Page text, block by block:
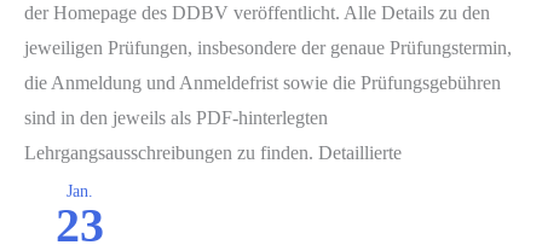
der Homepage des DDBV veröffentlicht. Alle Details zu den
jeweiligen Prüfungen, insbesondere der genaue Prüfungstermin,
die Anmeldung und Anmeldefrist sowie die Prüfungsgebühren
sind in den jeweils als PDF-hinterlegten
Lehrgangsausschreibungen zu finden. Detaillierte
Jan.
23